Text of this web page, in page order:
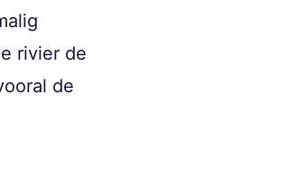
rivier de
de